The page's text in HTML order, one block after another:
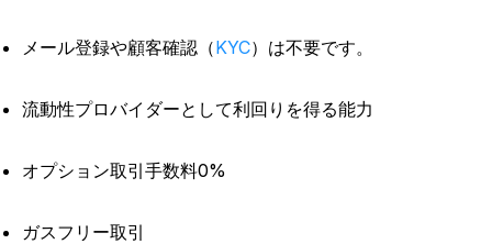
メール登録や顧客確認（KYC）は不要です。
流動性プロバイダーとして利回りを得る能力
オプション取引手数料0%
ガスフリー取引